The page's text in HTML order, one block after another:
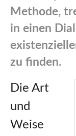
Methode,
in einen
zu finden.
Die Art
und
Weise